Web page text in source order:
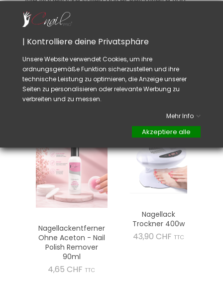
der Sonne bewahrt sein.
Einen Nagellack, der
kann
mit
werden.
zu speichern,
verwendenSie den Trockner CNAILPRO
Die Nagellacke CNAILPRO funktionieren auch
für den Water Marble.
Nagellackentferner
Ohne Aceton - Nail
Polish Remover
90ml
4,65 CHF Preis
TTC
Nagellack
Trockner 400w
43,90 CHF Preis
TTC
| Kontrolliere deine Privatsphäre
Unsere Website verwendet Cookies, um ihre
ordnungsgemäße Funktion sicherzustellen und ihre
technische Leistung zu optimieren, die Anzeige unserer
Seiten zu personalisieren oder relevante Werbung zu
verbreiten und zu messen.
Mehr Info
Akzeptiere alle